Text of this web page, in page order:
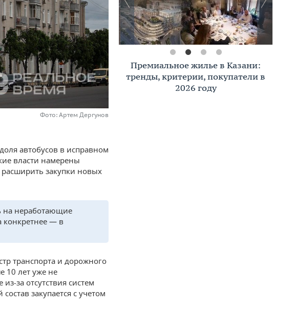
Фото: Артем Дергунов
автобусов в исправном
власти намерены
закупки новых
на неработающие
конкретнее — в
транспорта и дорожного
10 лет уже не
за отсутствия систем
закупается с учетом
Премиальное жилье в Казани:
тренды, критерии, покупатели в
2026 году